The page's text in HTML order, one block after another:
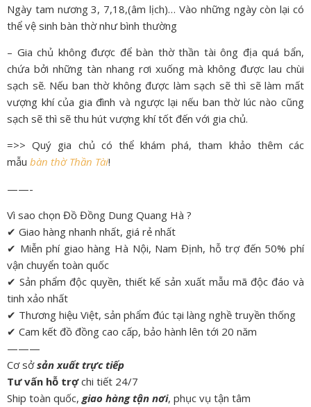
Ngày tam nương 3, 7,18,(âm lịch)… Vào những ngày còn lại có
thể vệ sinh bàn thờ như bình thường
– Gia chủ không được để bàn thờ thần tài ông địa quá bẩn,
chứa bởi những tàn nhang rơi xuống mà không được lau chùi
sạch sẽ. Nếu ban thờ không được làm sạch sẽ thì sẽ làm mất
vượng khí của gia đình và ngược lại nếu ban thờ lúc nào cũng
sạch sẽ thì sẽ thu hút vượng khí tốt đến với gia chủ.
=>> Quý gia chủ có thể khám phá, tham khảo thêm các
mẫu bàn thờ Thần Tài!
——-
Vì sao chọn Đồ Đồng Dung Quang Hà ?
✔ Giao hàng nhanh nhất, giá rẻ nhất
✔ Miễn phí giao hàng Hà Nội, Nam Định, hỗ trợ đến 50% phí
vận chuyển toàn quốc
✔ Sản phẩm độc quyền, thiết kế sản xuất mẫu mã độc đáo và
tinh xảo nhất
✔ Thương hiệu Việt, sản phẩm đúc tại làng nghề truyền thống
✔ Cam kết đồ đồng cao cấp, bảo hành lên tới 20 năm
———
Cơ sởsản xuất trực tiếp
Tư vấn hỗ trợchi tiết 24/7
Ship toàn quốc,giao hàng tận nơi, phục vụ tận tâm